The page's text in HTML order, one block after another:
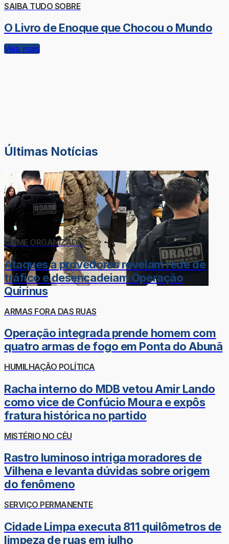
SAIBA TUDO SOBRE
O Livro de Enoque que Chocou o Mundo
Veja mais
Últimas Notícias
CRIME ORGANIZADO
Ataques a provedores revelam rede de
tráfico e desencadeiam Operação
Quirinus
ARMAS FORA DAS RUAS
Operação integrada prende homem com
quatro armas de fogo em Ponta do Abunã
HUMILHAÇÃO POLÍTICA
Racha interno do MDB vetou Amir Lando
como vice de Confúcio Moura e expôs
fratura histórica no partido
MISTÉRIO NO CÉU
Rastro luminoso intriga moradores de
Vilhena e levanta dúvidas sobre origem
do fenômeno
SERVIÇO PERMANENTE
Cidade Limpa executa 811 quilômetros de
limpeza de ruas em julho